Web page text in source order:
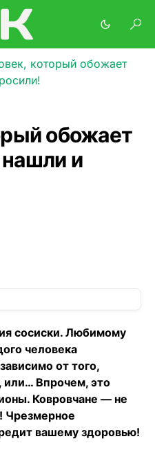
который обожает
обожает
и
сосиски. Любимому
человека
от того,
или… Впрочем, это
Ковровчане — не
Чрезмерное
вашему здоровью!